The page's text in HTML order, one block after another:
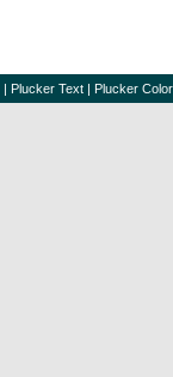
| Plucker Text | Plucker Color